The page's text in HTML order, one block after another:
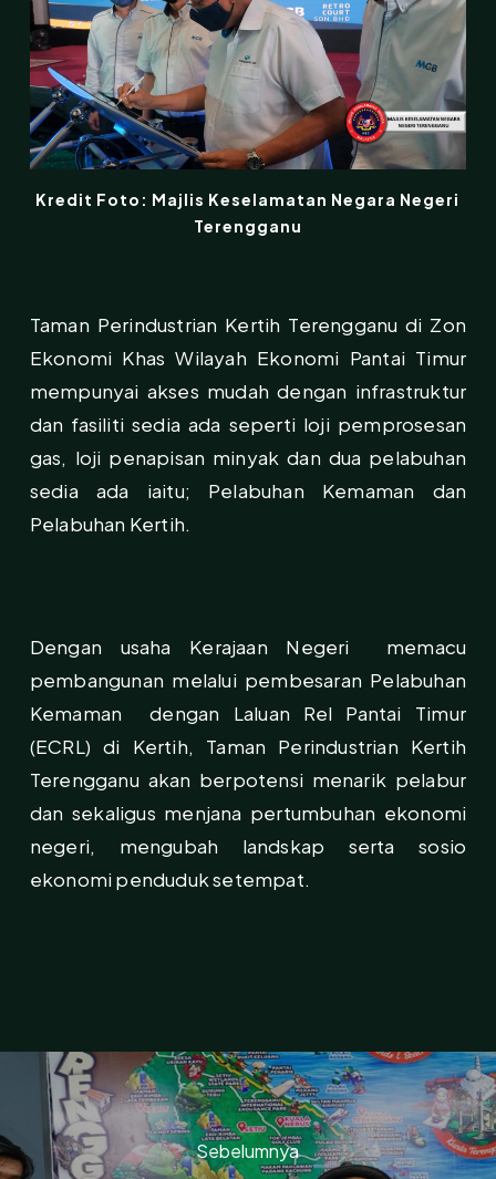
Kredit Foto: Majlis Keselamatan Negara Negeri
Terengganu
Taman Perindustrian Kertih Terengganu di Zon
Ekonomi Khas Wilayah Ekonomi Pantai Timur
mempunyai akses mudah dengan infrastruktur
dan fasiliti sedia ada seperti loji pemprosesan
gas, loji penapisan minyak dan dua pelabuhan
sedia ada iaitu; Pelabuhan Kemaman dan
Pelabuhan Kertih.
Dengan usaha Kerajaan Negeri memacu
pembangunan melalui pembesaran Pelabuhan
Kemaman dengan Laluan Rel Pantai Timur
(ECRL) di Kertih, Taman Perindustrian Kertih
Terengganu akan berpotensi menarik pelabur
dan sekaligus menjana pertumbuhan ekonomi
negeri, mengubah landskap serta sosio
ekonomi penduduk setempat.
Sebelumnya